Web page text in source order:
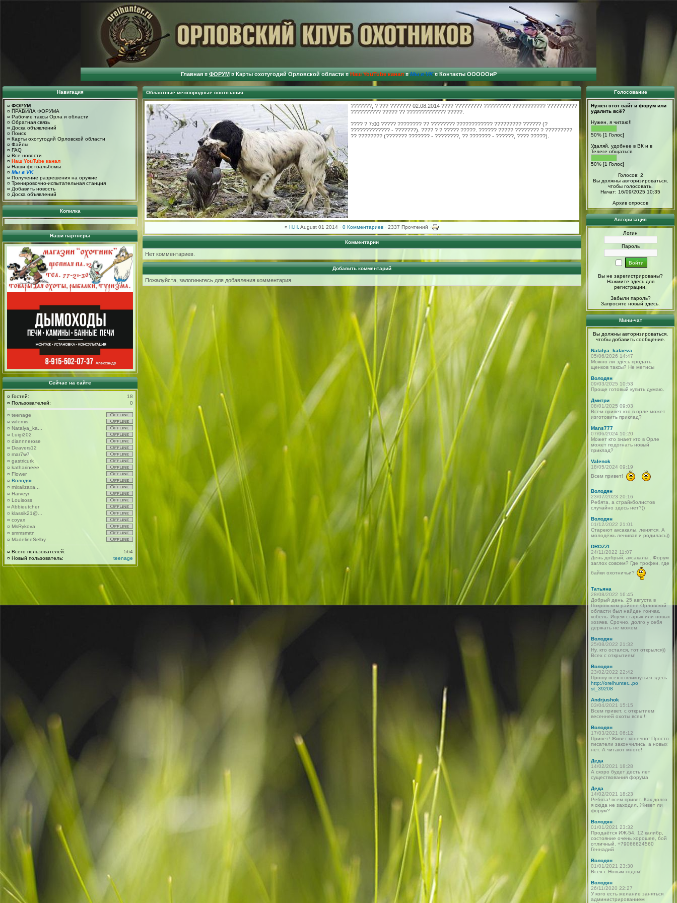
Главная ¤ ФОРУМ ¤ Карты охотугодий Орловской области ¤ Наш YouTube канал ¤ Мы в VK ¤ Контакты ОООООиР
Навигация
¤ ФОРУМ
¤ ПРАВИЛА ФОРУМА
¤ Рабочие таксы Орла и области
¤ Обратная связь
¤ Доска объявлений
¤ Поиск
¤ Карты охотугодий Орловской области
¤ Файлы
¤ FAQ
¤ Все новости
¤ Наш YouTube канал
¤ Наши фотоальбомы
¤ Мы в VK
¤ Получение разрешения на оружие
¤ Тренировочно-испытательная станция
¤ Добавить новость
¤ Доска объявлений
Копилка
Наши партнеры
Сейчас на сайте
¤ Гостей:
18
¤ Пользователей: 0
¤ teenage
¤ wifemis
¤ Natalya_ka...
¤ Luigi202
¤ diannnerose
¤ Deavers12
¤ mar7w7
¤ gastricurk
¤ katharineee
¤ Flower
¤ Володян
¤ mixailzaxa...
¤ Harveyr
¤ Louisoss
¤ Abbieutcher
¤ klassik21@...
¤ coyax
¤ MsRykova
¤ smmsmrtn
¤ MadelineSelby
¤ Всего пользователей:
564
¤ Новый пользователь: teenage
Областные межпородные состязания.
???????, ? ??? ??????? 02.08.2014 ???? ????????? ????????? ??????????? ??????????
?????????? ????? ?? ????????????? ?????.
???? ? 7:00 ????? ???????? ?? ???????? ???????????? ????????? ?????? (?
????????????? - ???????). ???? ? ? ????? ?????. ?????? ????? ???????? ? ?????????
?? ???????? (??????? ??????? - ????????, ?? ??????? - ??????, ???? ?????).
¤ H.H. August 01 2014 · 0 Комментариев · 2337 Прочтений ·
Комментарии
Нет комментариев.
Добавить комментарий
Пожалуйста, залогиньтесь для добавления комментария.
Голосование
Нужен этот сайт и форум или
удалить всё?
Нужен, я читаю!!
50% [1 Голос]
Удаляй, удобнее в ВК и в
Телеге общаться.
50% [1 Голос]
Голосов: 2
Вы должны авторизироваться,
чтобы голосовать.
Начат: 16/09/2025 10:35
Архив опросов
Авторизация
Логин
Пароль
Вы не зарегистрированы?
Нажмите здесьдля
регистрации.
Забыли пароль?
Запросите новый здесь.
Мини-чат
Вы должны авторизироваться,
чтобы добавить сообщение.
Natalya_kataeva
05/06/2026 14:47
Можно ли здесь продать
щенков таксы? Не метисы
Володян
09/03/2025 10:53
Проще готовый купить думаю.
Дмитри
08/01/2025 09:03
Всем привет кто в орле может
изготовить приклад?
Mans777
07/06/2024 10:20
Может кто знает кто в Орле
может подогнать новый
приклад?
Valenok
18/05/2024 09:19
Всем привет!
Володян
23/07/2023 20:16
Ребята, а страйкболистов
случайно здесь нет?))
Володян
01/12/2022 21:01
Стареют аксакалы, ленятся. А
молодёжь ленивая и родилась))
DROZZI
24/11/2022 11:07
День добрый, аксакалы.. Форум
заглох совсем? Где трофеи, где
байки охотничьи?
Татьяна
28/08/2022 16:45
Добрый день. 25 августа в
Покровском районе Орловской
области был найден гончак,
кобель. Ищем старых или новых
хозяев. Срочно, долго у себя
держать не можем.
Володян
25/08/2022 21:32
Ну, кто остался, тот открылся))
Всех с открытием!
Володян
23/02/2022 22:42
Прошу всех откликнуться здесь:
http://orelhunter...po
st_39208
Andrjushok
03/04/2021 15:15
Всем привет, с открытием
весенней охоты всех!!!
Володян
17/03/2021 06:12
Привет! Живёт конечно! Просто
писатели закончились, а новых
нет. А читают много!
Деда
14/02/2021 18:28
А скоро будет десть лет
существования форума
Деда
14/02/2021 18:23
Ребята! всем привет. Как долго
я сюда не заходил. Живет ли
форум?
Володян
01/01/2021 23:32
Продаётся ИЖ-54, 12 калибр,
состояние очень хорошее, бой
отличный. +79066624560
Геннадий
Володян
01/01/2021 23:30
Всех с Новым годом!
Володян
26/11/2020 22:27
У кого есть желание заняться
администрированием